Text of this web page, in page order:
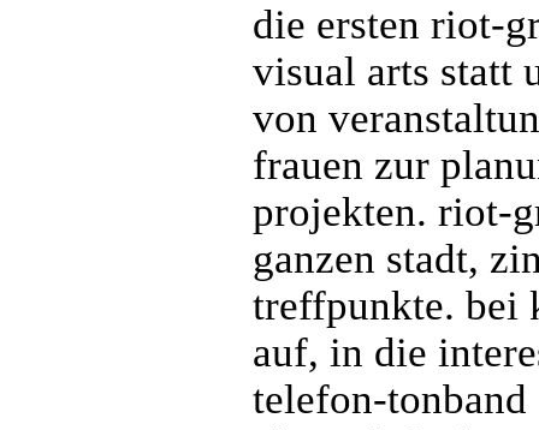
die ersten riot-
visual arts statt
von
frauen zur
projekten. riot-
ganzen stadt,
treffpunkte. bei
auf, in die
telefon-tonband